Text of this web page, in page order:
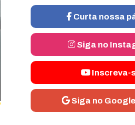
Curta nossa
Siga no
Inscreva-
Siga no